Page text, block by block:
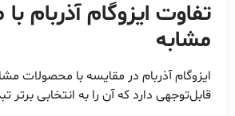
تفاوت ایزوگام آذربام
مشابه
ایزوگام آذربام در مقایسه با محصولات
قابل‌توجهی دارد که آن را به انتخابی برتر